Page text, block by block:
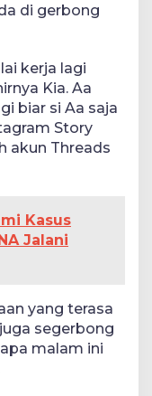
di gerbong
kerja lagi
Kia. Aa
biar si Aa saja
Story
akun Threads
Kasus
Jalani
yang terasa
segerbong
malam ini